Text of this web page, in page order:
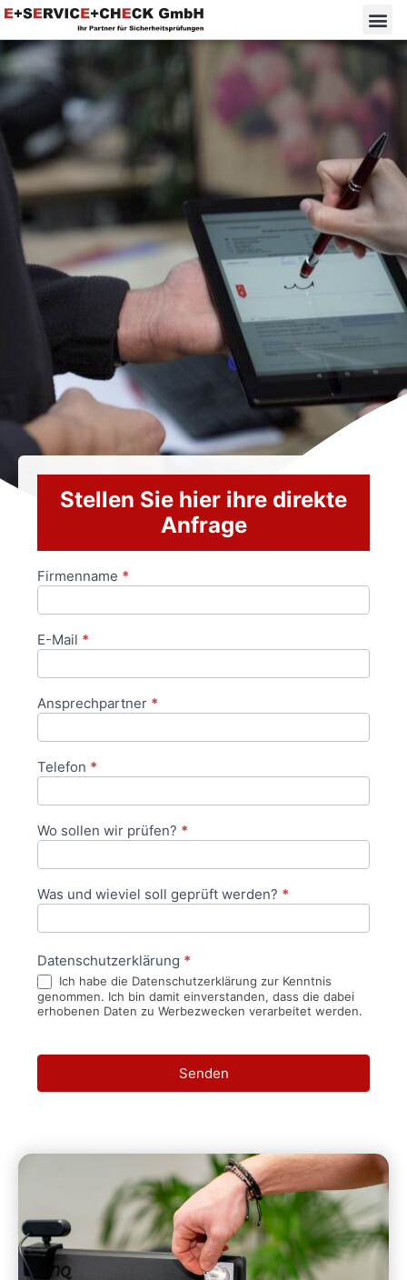
Stellen Sie hier ihre direkte
Anfrage
Anfrageformular
Firmenname *
E-Mail *
Ansprechpartner *
Telefon *
Wo sollen wir prüfen? *
Was und wieviel soll geprüft werden? *
Datenschutzerklärung *
Ich habe die Datenschutzerklärung zur Kenntnis
genommen. Ich bin damit einverstanden, dass die dabei
erhobenen Daten zu Werbezwecken verarbeitet werden.
Senden